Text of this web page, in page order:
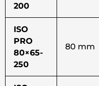
200
ISO
PRO
80×65-
250
80 mm